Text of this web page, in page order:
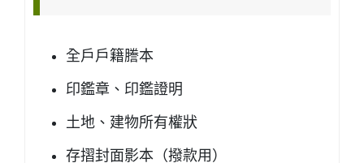
全戶戶籍謄本
印鑑章、印鑑證明
土地、建物所有權狀
存摺封面影本（撥款用）